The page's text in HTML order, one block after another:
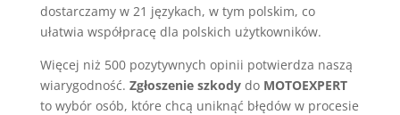
dostarczamy w 21 językach, w tym polskim, co
ułatwia współpracę dla polskich użytkowników.
Więcej niż 500 pozytywnych opinii potwierdza naszą
wiarygodność. Zgłoszenie szkodydo MOTOEXPERT
to wybór osób, które chcą uniknąć błędów w procesie